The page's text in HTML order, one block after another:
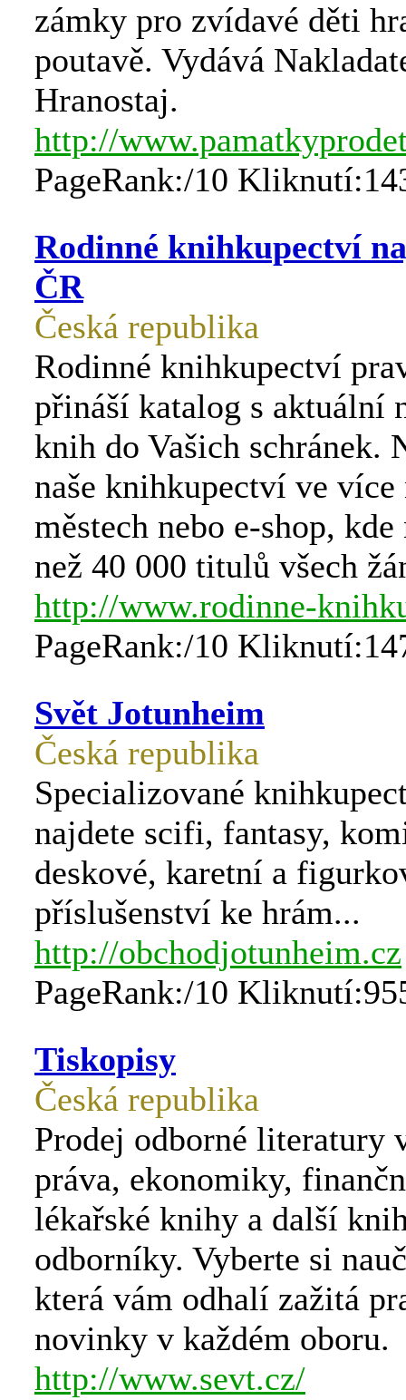
zámky pro zvídavé děti
poutavě. Vydává
Hranostaj.
http://
PageRank:/10
Rodinné knihkupectví
ČR
Česká republika
Rodinné knihkupectví
přináší katalog s aktuální
knih do Vašich schránek.
naše knihkupectví ve více
městech nebo e-shop,
než 40 000 titulů všech
http://www.rodinne-
PageRank:/10
Svět Jotunheim
Česká republika
Specializované
najdete scifi, fantasy,
deskové, karetní a
příslušenství ke hrám...
http://obchodjotunheim.cz
PageRank:/10
Tiskopisy
Česká republika
Prodej odborné literatury
práva, ekonomiky,
lékařské knihy a další
odborníky. Vyberte si
která vám odhalí zažitá
novinky v každém oboru.
http://www.sevt.cz/